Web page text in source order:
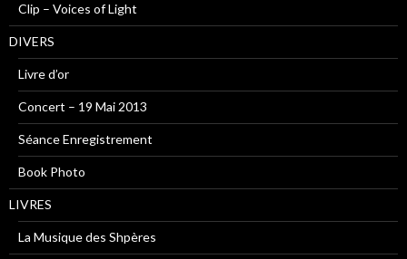
Clip – Voices of Light
DIVERS
Livre d’or
Concert – 19 Mai 2013
Séance Enregistrement
Book Photo
LIVRES
La Musique des Shpères